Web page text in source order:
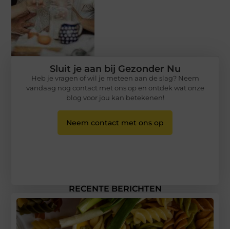
RECENTE BERICHTEN
Sluit je aan bij Gezonder Nu
Heb je vragen of wil je meteen aan de slag? Neem
vandaag nog contact met ons op en ontdek wat onze
blog voor jou kan betekenen!
Neem contact met ons op